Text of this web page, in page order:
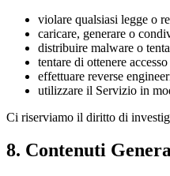
violare qualsiasi legge o
caricare, generare o
distribuire malware o
tentare di ottenere
effettuare reverse
utilizzare il Servizio in
Ci riserviamo il diritto di
8. Contenuti